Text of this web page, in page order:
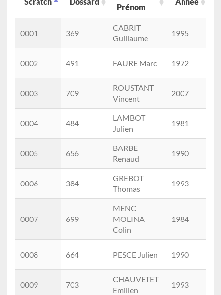
Prénom
Nom
Prénom
0001
369
CABRIT
Guillaume
1995
0002 491 FAURE Marc 1972
0003 709
ROUSTANT
Vincent
2007
0004 484
LAMBOT
Julien
1981
0005 656
BARBE
Renaud
1990
0006 384
GREBOT
Thomas
1993
0007 699
MENC
MOLINA
Colin
1984
0008 664 PESCE Julien 1990
0009 703
CHAUVETET
Emilien
1993